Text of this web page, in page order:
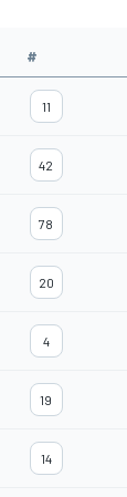
#
11
42
78
20
4
19
14